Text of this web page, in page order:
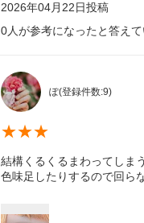
2026年04月22日投稿
0人が参考になったと答え
ぽ(登録件数:9)
★★★
結構くるくるまわってしま
色味足したりするので回ら